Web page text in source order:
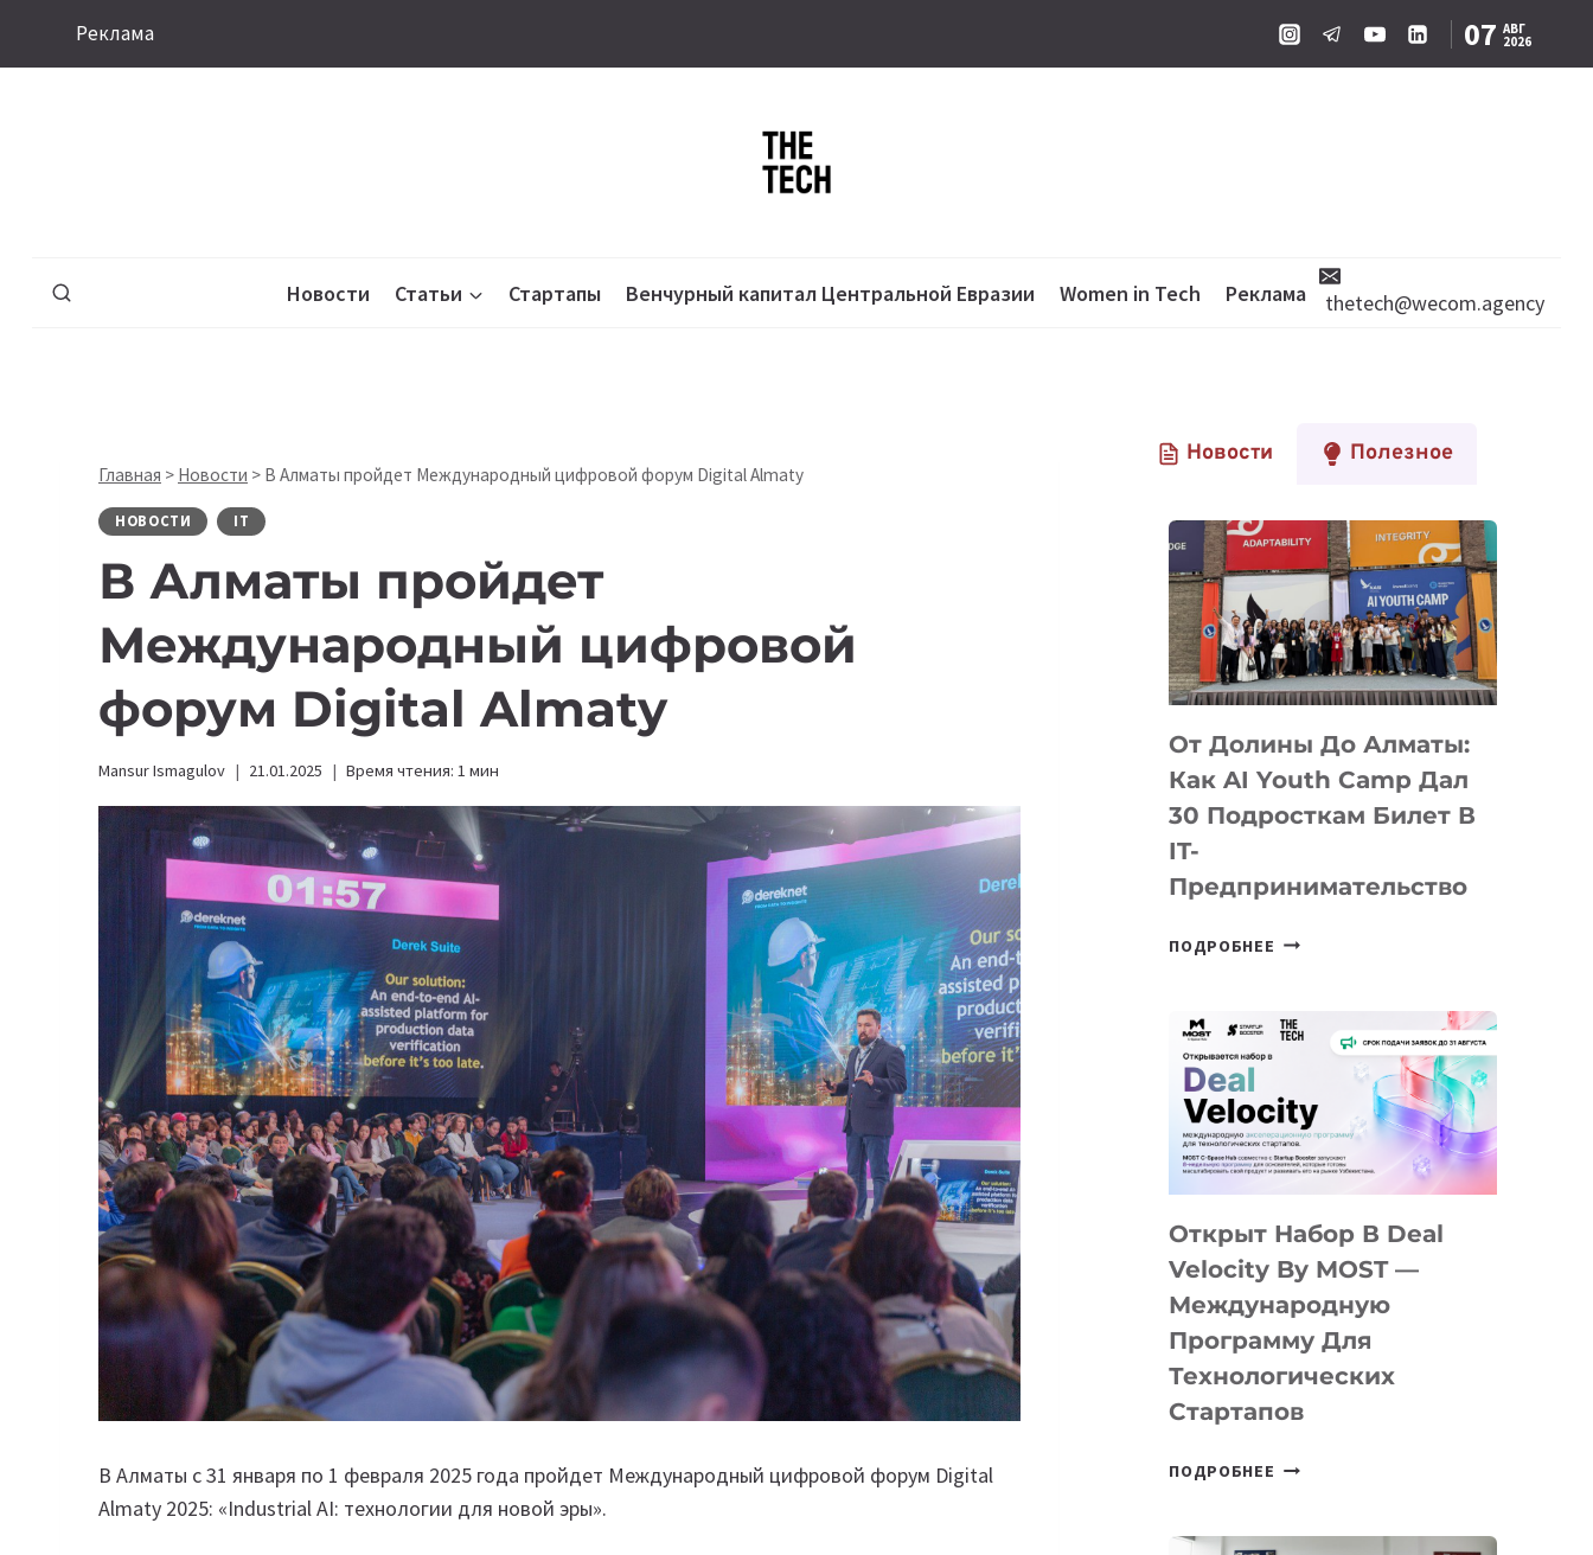
Реклама 07 АВГ
2026
Новости Статьи Стартапы Венчурный капитал Центральной Евразии Women in Tech Реклама thetech@wecom.agency
Главная > Новости > В Алматы пройдет Международный цифровой форум Digital Almaty
НОВОСТИ IT
В Алматы пройдет
Международный цифровой
форум Digital Almaty
Mansur Ismagulov 21.01.2025 Время чтения: 1 мин
В Алматы с 31 января по 1 февраля 2025 года пройдет Международный цифровой форум Digital
Almaty 2025: «Industrial AI: технологии для новой эры».
Новости Полезное
От Долины До Алматы:
Как AI Youth Camp Дал
30 Подросткам Билет В
IT-
Предпринимательство
ПОДРОБНЕЕ ОТ
АЛМАТЫ:
YOUTH
CAMP
ДАЛ
ПОДРОСТКАМ
БИЛЕТ
IT-
ПРЕДПРИНИМАТЕЛЬСТВО
Открыт Набор В Deal
Velocity By MOST —
Международную
Программу Для
Технологических
Стартапов
ПОДРОБНЕЕ ОТКРЫТ